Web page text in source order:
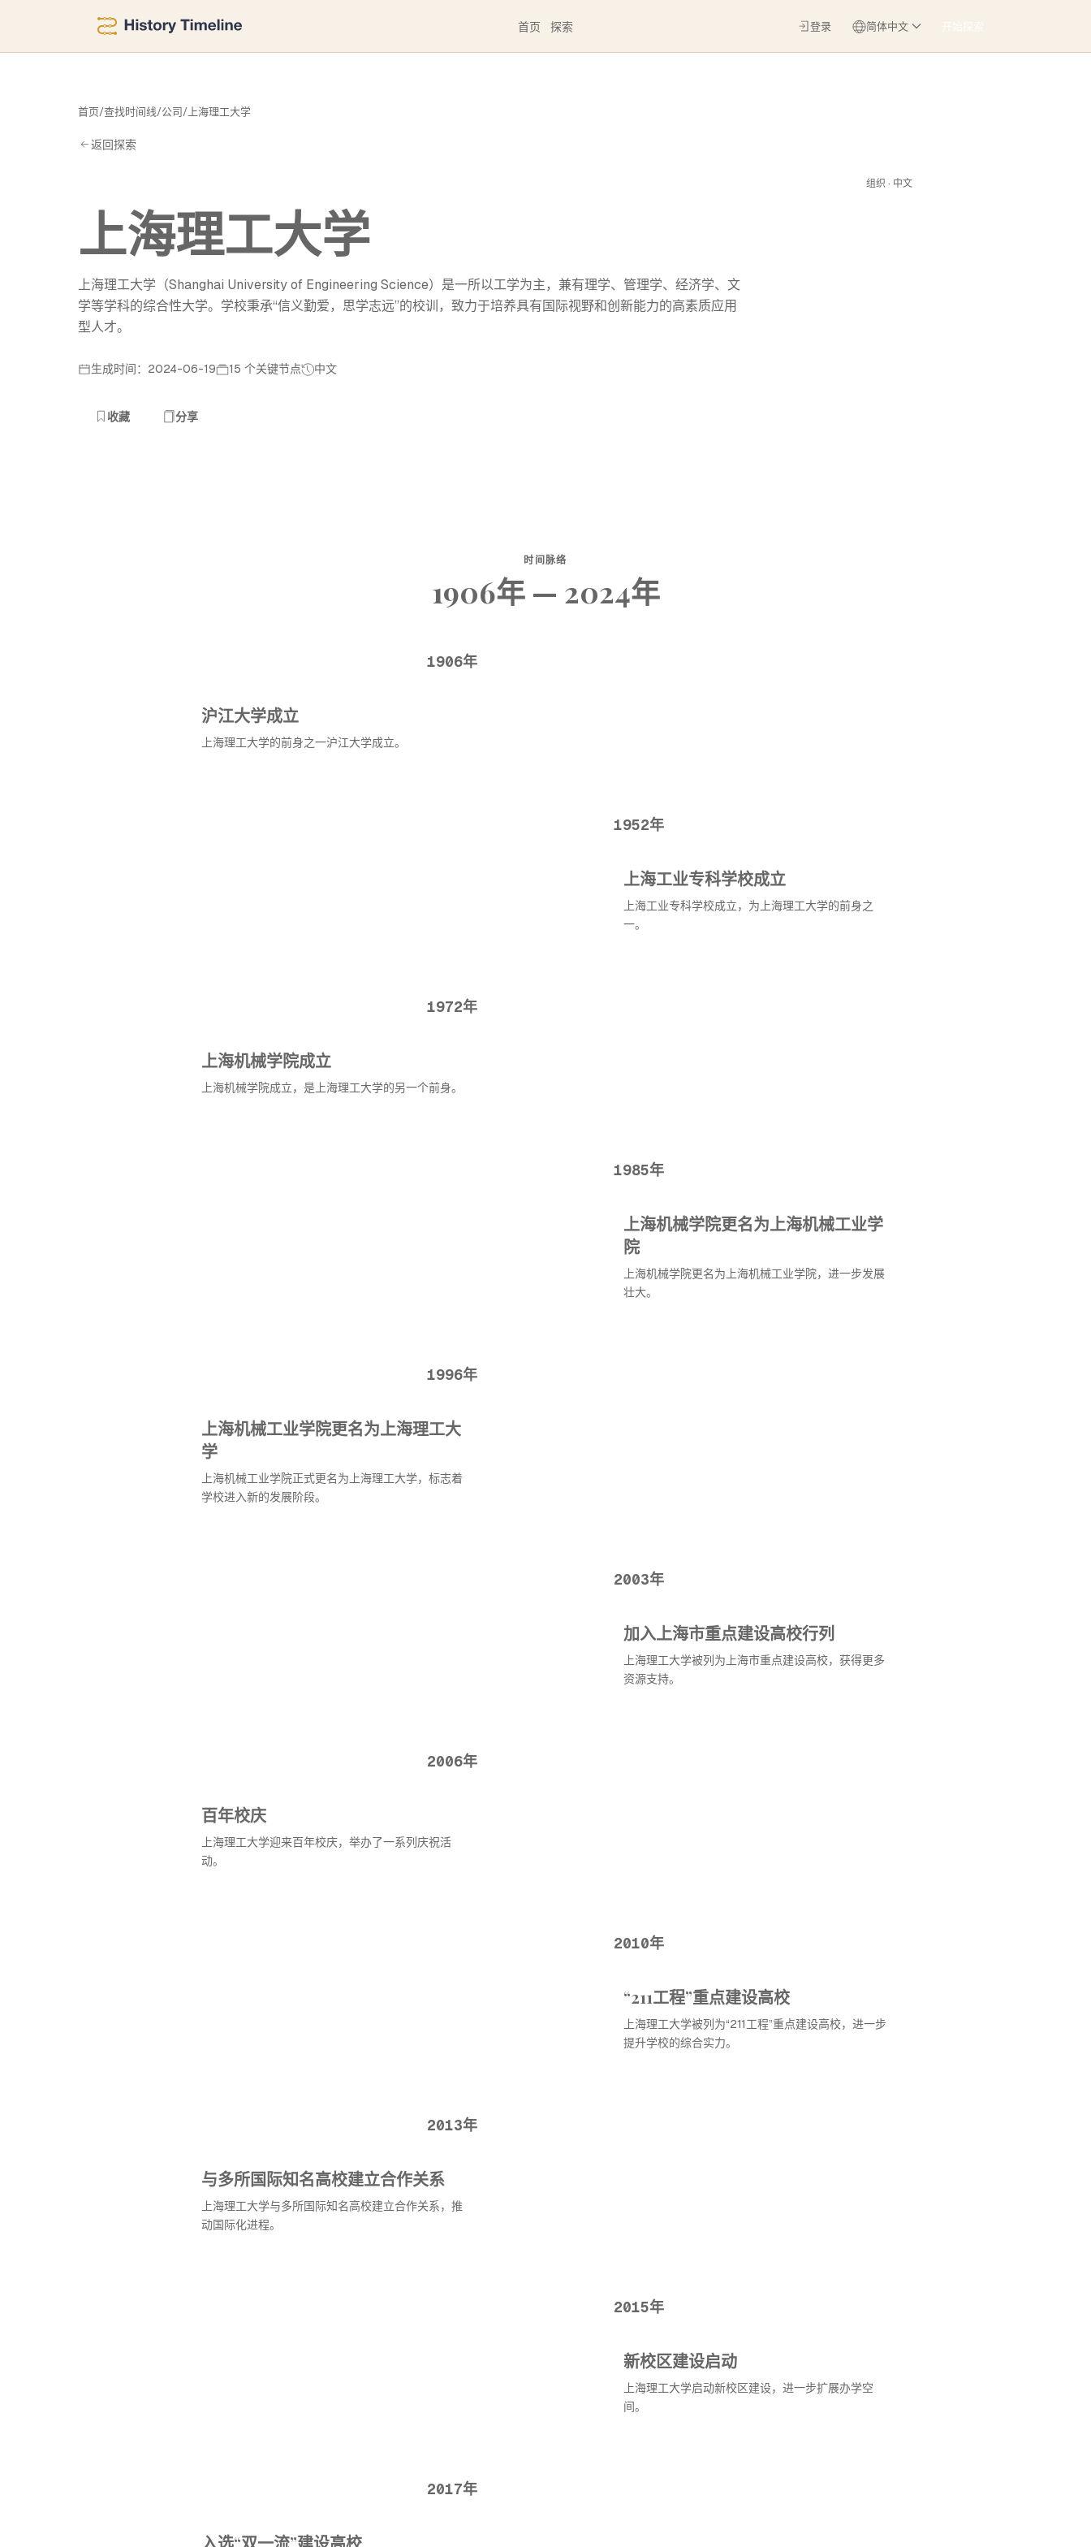
首页 探索 开始探索
登录 简体中文
首页/查找时间线/公司/ 上海理工大学
返回探索
组织 · 中文
上海理工大学
上海理工大学（Shanghai University of Engineering Science）是一所以工学为主，兼有理学、管理学、经济学、文
学等学科的综合性大学。学校秉承“信义勤爱，思学志远”的校训，致力于培养具有国际视野和创新能力的高素质应用
型人才。
生成时间：2024-06-19 15 个关键节点 中文
收藏 分享
时间脉络
1906年 — 2024年
1906年
沪江大学成立
上海理工大学的前身之一沪江大学成立。
1952年
上海工业专科学校成立
上海工业专科学校成立，为上海理工大学的前身之
一。
1972年
上海机械学院成立
上海机械学院成立，是上海理工大学的另一个前身。
1985年
上海机械学院更名为上海机械工业学
院
上海机械学院更名为上海机械工业学院，进一步发展
壮大。
1996年
上海机械工业学院更名为上海理工大
学
上海机械工业学院正式更名为上海理工大学，标志着
学校进入新的发展阶段。
2003年
加入上海市重点建设高校行列
上海理工大学被列为上海市重点建设高校，获得更多
资源支持。
2006年
百年校庆
上海理工大学迎来百年校庆，举办了一系列庆祝活
动。
2010年
“211工程”重点建设高校
上海理工大学被列为“211工程”重点建设高校，进一步
提升学校的综合实力。
2013年
与多所国际知名高校建立合作关系
上海理工大学与多所国际知名高校建立合作关系，推
动国际化进程。
2015年
新校区建设启动
上海理工大学启动新校区建设，进一步扩展办学空
间。
2017年
入选“双一流”建设高校